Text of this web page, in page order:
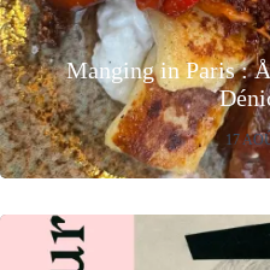
Manging in Paris :
17